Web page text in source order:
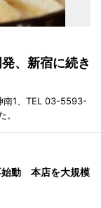
、新宿に続き
南1、TEL 03-5593-
始動 本店を大規模